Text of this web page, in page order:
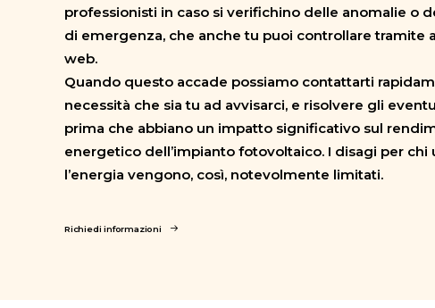
professionisti in caso si verifichino delle anomalie o
di emergenza, che anche tu puoi controllare tramite
web.
Quando questo accade possiamo contattarti
necessità che sia tu ad avvisarci, e risolvere gli
prima che abbiano un impatto significativo sul
energetico dell’impianto fotovoltaico. I disagi per chi
l’energia vengono, così, notevolmente limitati.
Richiedi informazioni